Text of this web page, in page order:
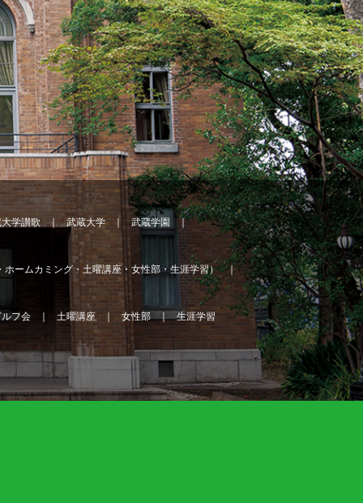
学讃歌 武蔵大学 武蔵学園
ホームカミング・土曜講座・女性部・生涯学習）
フ会 土曜講座 女性部 生涯学習